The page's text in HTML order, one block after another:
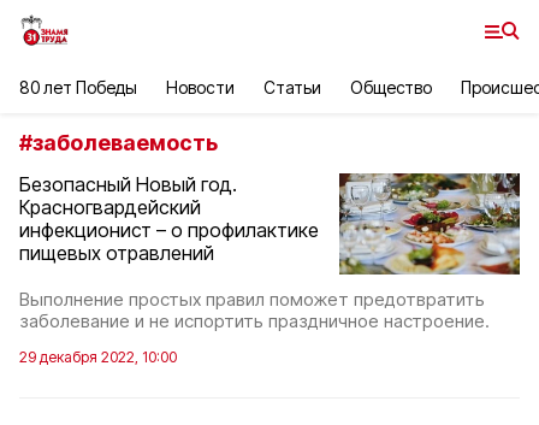
80 лет Победы Новости Статьи Общество
#заболеваемость
Безопасный Новый год.
Красногвардейский
инфекционист – о профилактике
пищевых отравлений
Выполнение простых правил поможет предотвратить
заболевание и не испортить праздничное настроение.
29 декабря 2022, 10:00